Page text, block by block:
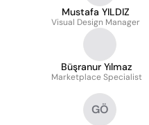
Mustafa YILDIZ
Visual Design Manager
Büşranur Yılmaz
Marketplace Specialist
GÖ